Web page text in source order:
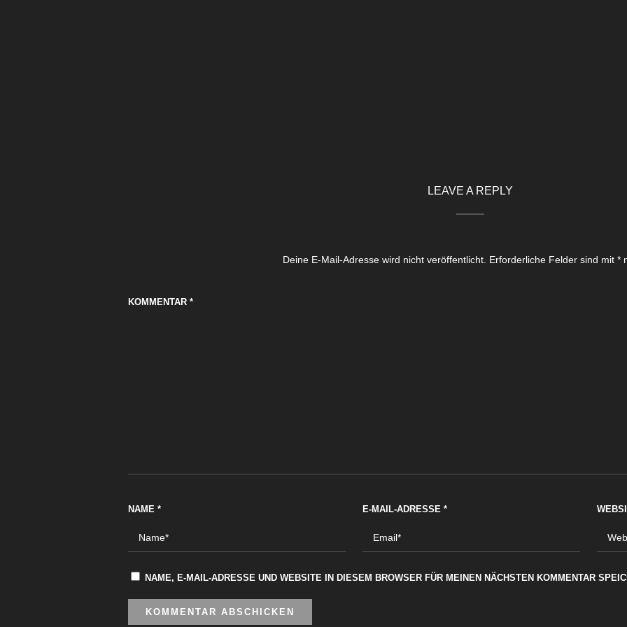
LEAVE A REPLY
Deine E-Mail-Adresse wird nicht veröffentlicht. Erforderliche Felder sind mit *
KOMMENTAR *
NAME * E-MAIL-ADRESSE *
NAME, E-MAIL-ADRESSE UND WEBSITE IN DIESEM BROWSER FÜR MEINEN NÄCHSTEN KOMMENTAR